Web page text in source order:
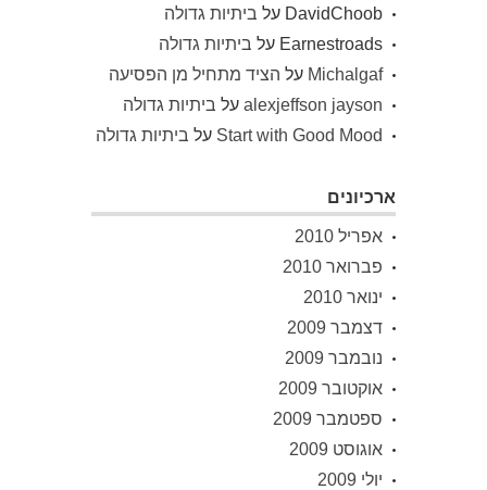
DavidChoob על ביתיות גדולה
Earnestroads על ביתיות גדולה
Michalgaf על הציד מתחיל מן הפסיעה
alexjeffson jayson על ביתיות גדולה
Start with Good Mood על ביתיות גדולה
ארכיונים
אפריל 2010
פברואר 2010
ינואר 2010
דצמבר 2009
נובמבר 2009
אוקטובר 2009
ספטמבר 2009
אוגוסט 2009
יולי 2009